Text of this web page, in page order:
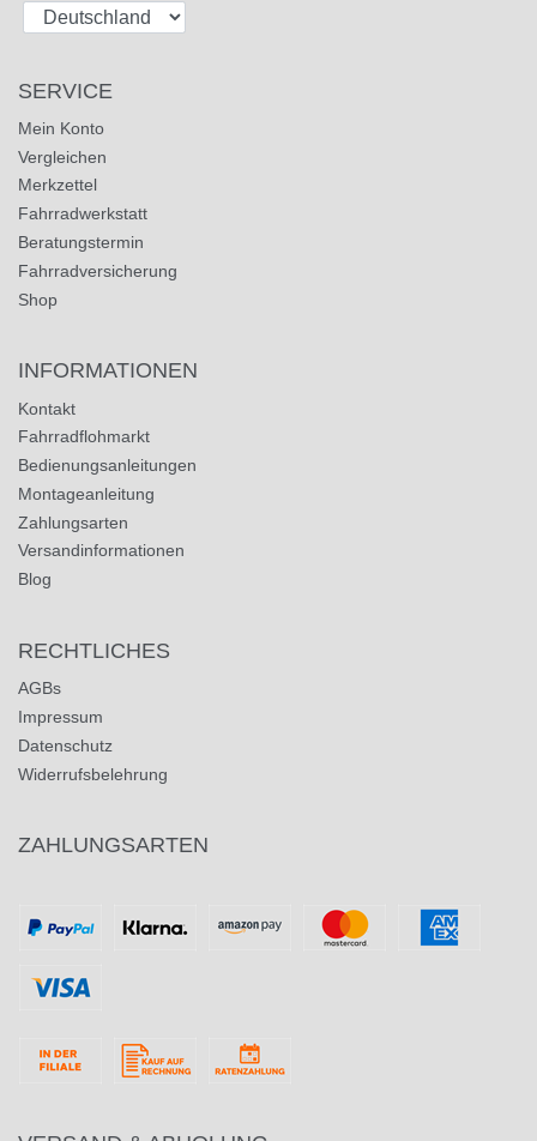
SERVICE
Mein Konto
Vergleichen
Merkzettel
Fahrradwerkstatt
Beratungstermin
Fahrradversicherung
Shop
INFORMATIONEN
Kontakt
Fahrradflohmarkt
Bedienungsanleitungen
Montageanleitung
Zahlungsarten
Versandinformationen
Blog
RECHTLICHES
AGBs
Impressum
Datenschutz
Widerrufsbelehrung
ZAHLUNGSARTEN